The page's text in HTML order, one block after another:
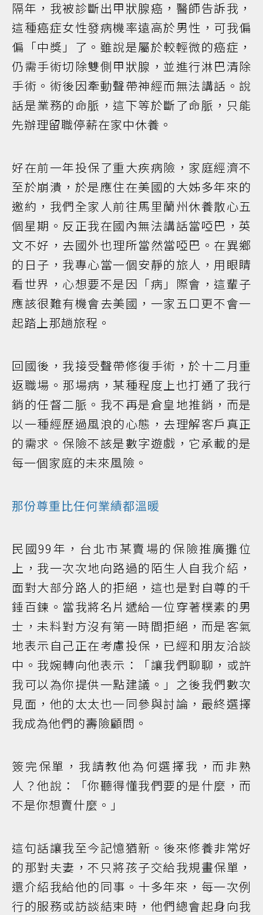
隔年，我被診斷出甲狀腺癌，醫師告訴我，
這種癌症女性發病機率遠高於男性，可我偏
偏「中獎」了。雖說是屬於較輕微的癌症，
仍需手術切除雙側甲狀腺，並進行淋巴清除
手術。術後因牽動聲帶神經而無法講話。說
話是業務的命脈，這下等於斷了命脈，只能
先辦理留職停薪在家中休養。
好在前一年投保了重大疾病險，家庭經濟不
至於崩潰，於是應住在美國的大姊多年來的
邀約，我們全家人前往馬里蘭州休養散心五
個星期。反正我在國內無法講話當啞巴，英
文不好，去國外也理所當然當啞巴。在異鄉
的日子，我專心當一個安靜的旅人，用眼睛
看世界，心想要不是因「病」際會，這輩子
應該很難有機會去美國，一家五口更不會一
起踏上那趟旅程。
回國後，我接受聲帶修復手術，於十二月重
返職場。那場病，某種程度上也打通了我行
銷的任督二脈。我不再是倉皇地推銷，而是
以一種經歷過風浪的心態，去理解客戶真正
的需求。保險不該是數字遊戲，它承載的是
每一個家庭的未來風險。
那份尊重比任何業績都溫暖
民國99年，台北市某賣場的保險推廣攤位
上，我一次次地向路過的陌生人自我介紹，
面對大部分路人的拒絕，這也是對自尊的千
錘百鍊。當我將名片遞給一位穿著樸素的男
士，未料對方沒有第一時間拒絕，而是客氣
地表示自己正在考慮投保，已經和朋友洽談
中。我婉轉向他表示：「讓我們聊聊，或許
我可以為你提供一點建議。」之後我們數次
見面，他的太太也一同參與討論，最終選擇
我成為他們的壽險顧問。
簽完保單，我請教他為何選擇我，而非熟
人？他說：「你聽得懂我們要的是什麼，而
不是你想賣什麼。」
這句話讓我至今記憶猶新。後來修養非常好
的那對夫妻，不只將孩子交給我規畫保單，
還介紹我給他的同事。十多年來，每一次例
行的服務或訪談結束時，他們總會起身向我